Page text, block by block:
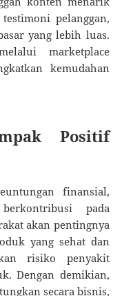
pelanggan,
yang lebih luas.
marketplace
kemudahan
Positif
finansial,
pada
akan pentingnya
yang sehat dan
risiko penyakit
Dengan demikian,
secara bisnis,